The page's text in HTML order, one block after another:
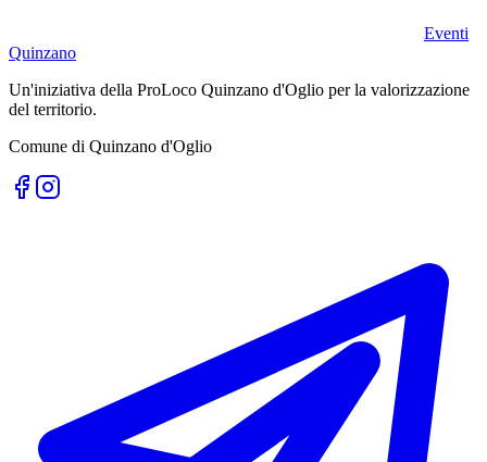
Eventi
Quinzano
Un'iniziativa della ProLoco Quinzano d'Oglio per la valorizzazione
del territorio.
Comune di Quinzano d'Oglio